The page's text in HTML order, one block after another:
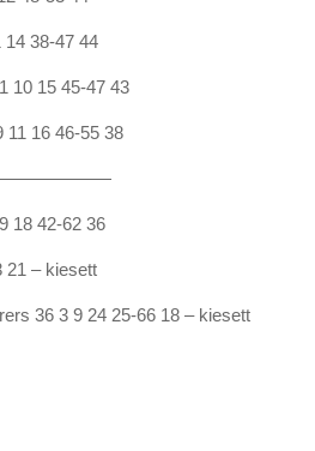
14 38-47 44
10 15 45-47 43
11 16 46-55 38
18 42-62 36
21 – kiesett
36 3 9 24 25-66 18 – kiesett